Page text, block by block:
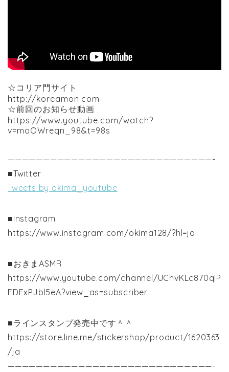
☆コリア門サイト
http://koreamon.com
☆前回のお知らせ動画
https://www.youtube.com/watch?
v=moOWreqn_98&t=98s
—————————————————————————————-
■Twitter
Tweets by okima_youtube
■Instagram
https://www.instagram.com/okima128/?hl=ja
■おきまASMR
https://www.youtube.com/channel/UChvKLc870qIP
FDFxPJbl5eA?view_as=subscriber
■ラインスタンプ発売中です＾＾
https://store.line.me/stickershop/product/1620363
/ja
—————————————————————————————-